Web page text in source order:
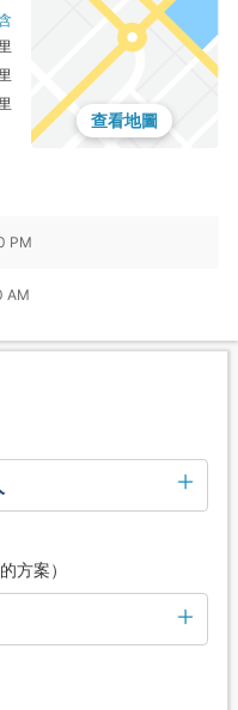
查看地圖
PM
AM
方案）